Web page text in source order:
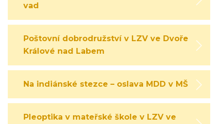
vad
Poštovní dobrodružství v LZV ve Dvoře
Králové nad Labem
Na indiánské stezce – oslava MDD v MŠ
Pleoptika v mateřské škole v LZV ve